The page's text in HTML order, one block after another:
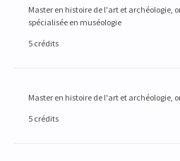
Master en histoire de l'art et archéologie,
spécialisée en muséologie
5 crédits
Master en histoire de l'art et archéologie,
5 crédits